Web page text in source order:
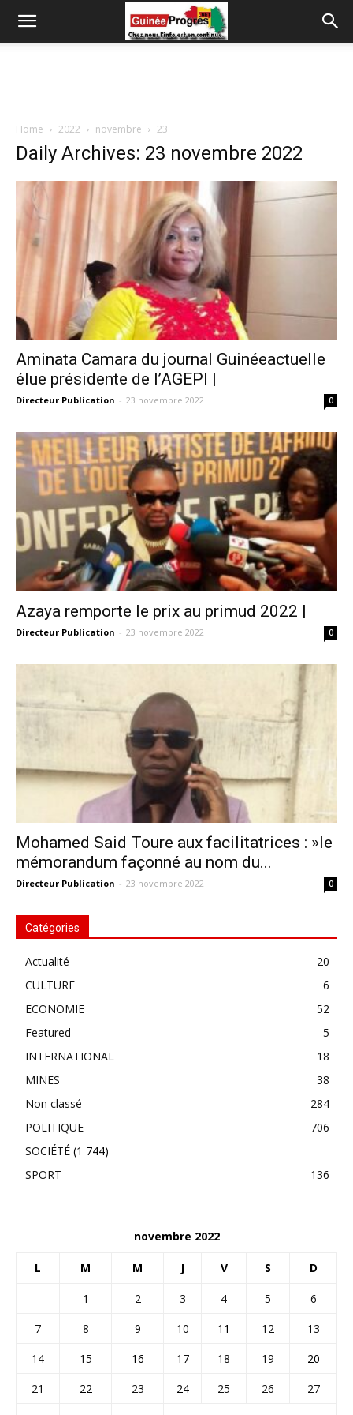
Home 2022 novembre 23
Daily Archives: 23 novembre 2022
Aminata Camara du journal Guinéeactuelle
élue présidente de l’AGEPI |
Directeur Publication - 23 novembre 2022 0
Azaya remporte le prix au primud 2022 |
Directeur Publication - 23 novembre 2022 0
Mohamed Said Toure aux facilitatrices : »le
mémorandum façonné au nom du...
Directeur Publication - 23 novembre 2022 0
Catégories
Actualité
20
CULTURE
6
ECONOMIE
52
Featured
5
INTERNATIONAL
18
MINES
38
Non classé
284
POLITIQUE
706
SOCIÉTÉ (1 744)
SPORT
136
novembre 2022
L M M J V S D
1 2 3 4 5
6
7
8 9 10 11 12
13
14
15 16 17 18 19
20
21
22 23 24 25 26
27